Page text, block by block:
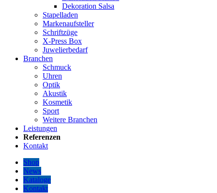
Dekoration Salsa
Stapelladen
Markenaufsteller
Schriftzüge
X-Press Box
Juwelierbedarf
Branchen
Schmuck
Uhren
Optik
Akustik
Kosmetik
Sport
Weitere Branchen
Leistungen
Referenzen
Kontakt
Shop
News
Kataloge
Kontakt